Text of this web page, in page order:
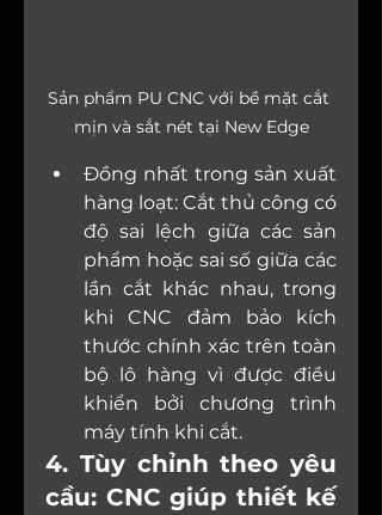
Sản phẩm PU CNC với bề mặt cắt
mịn và sắt nét tại New Edge
Đồng nhất trong sản xuất
hàng loạt: Cắt thủ công có
độ sai lệch giữa các sản
phẩm hoặc sai số giữa các
lần cắt khác nhau, trong
khi CNC đảm bảo kích
thước chính xác trên toàn
bộ lô hàng vì được điều
khiển bởi chương trình
máy tính khi cắt.
4. Tùy chỉnh theo yêu
cầu: CNC giúp thiết kế